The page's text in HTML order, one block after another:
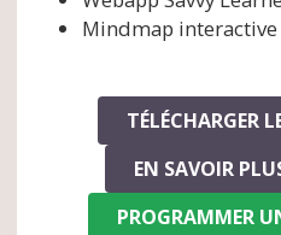
Mindmap interactive
TÉLÉCHARGER
EN SAVOIR
PROGRAMMER